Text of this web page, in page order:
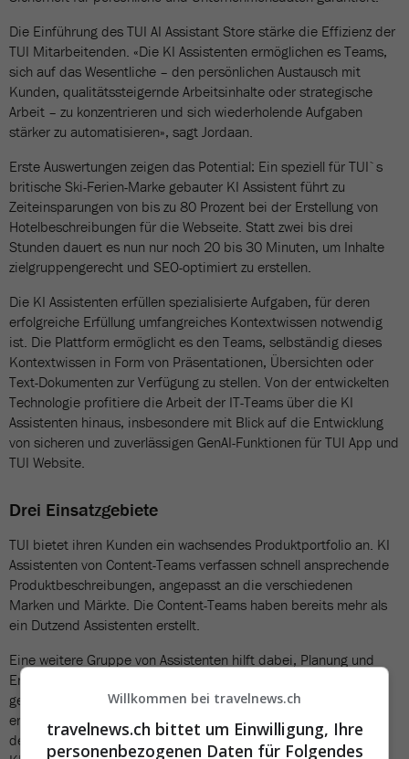
Die Einführung des TUI AI Assistant Store stärke die Effizienz der
TUI Mitarbeitenden. «Die KI Assistenten ermöglichen es Teams,
sich auf das Wesentliche – den persönlichen Austausch mit
Kunden, qualitätssteigernde Arbeitsinhalte oder strategische
Arbeit – zu konzentrieren und sich wiederholende Aufgaben
stärker zu automatisieren», sagt Jordaan.
Erste Auswertungen zeigen das Potential: Ein speziell für TUI`s
britische Ski-Ferien-Marke gebauter KI Assistent führt zu
Zeiteinsparungen von bis zu 80 Prozent bei der Erstellung von
Hotelbeschreibungen für die Webseite. Statt zwei bis drei
Stunden dauert es nun nur noch 20 bis 30 Minuten, um Inhalte
zielgruppengerecht und SEO-optimiert zu erstellen.
Die KI Assistenten erfüllen spezialisierte Aufgaben, für deren
erfolgreiche Erfüllung umfangreiches Kontextwissen notwendig
ist. Die Plattform ermöglicht es den Teams, selbständig dieses
Kontextwissen in Form von Präsentationen, Übersichten oder
Text-Dokumenten zur Verfügung zu stellen. Von der entwickelten
Technologie profitiere die Arbeit der IT-Teams über die KI
Assistenten hinaus, insbesondere mit Blick auf die Entwicklung
von sicheren und zuverlässigen GenAI-Funktionen für TUI App und
TUI Website.
Drei Einsatzgebiete
TUI bietet ihren Kunden ein wachsendes Produktportfolio an. KI
Assistenten von Content-Teams verfassen schnell ansprechende
Produktbeschreibungen, angepasst an die verschiedenen
Marken und Märkte. Die Content-Teams haben bereits mehr als
ein Dutzend Assistenten erstellt.
Eine weitere Gruppe von Assistenten hilft dabei, Planung und
Entscheidungsfindung zu beschleunigen. Solche Assistenten
generieren beispielsweise SMART-Ziele (spezifisch, messbar,
erreichbar, vernünftig und zeitgebunden) für Mitarbeitende auf
der Grundlage von strategischen Zielen. Darüber hinaus stehen
Willkommen bei travelnews.ch
travelnews.ch bittet um Einwilligung, Ihre
personenbezogenen Daten für Folgendes